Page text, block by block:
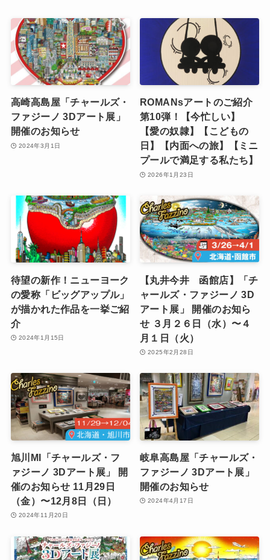
高崎高島屋「チャールズ・
ファジーノ 3Dアート展」
開催のお知らせ
2024年3月1日
ROMANsアートのご紹介
第10弾！【今忙しい】
【愛の奴隷】【こどもの
日】【内面への旅】【ミニ
プールで満足する私たち】
2026年1月23日
待望の新作！ニューヨーク
の愛称「ビッグアップル」
が描かれた作品を一挙ご紹
介
2024年1月15日
【丸井今井 函館店】「チ
ャールズ・ファジーノ 3D
アート展」 開催のお知ら
せ ３月２６日（水）〜４
月１日（火）
2025年2月28日
旭川MI「チャールズ・フ
ァジーノ 3Dアート展」 開
催のお知らせ 11月29日
（金）〜12月8日（日）
2024年11月20日
岐阜高島屋「チャールズ・
ファジーノ 3Dアート展」
開催のお知らせ
2024年4月17日